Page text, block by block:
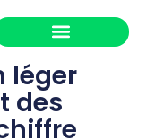
léger
des